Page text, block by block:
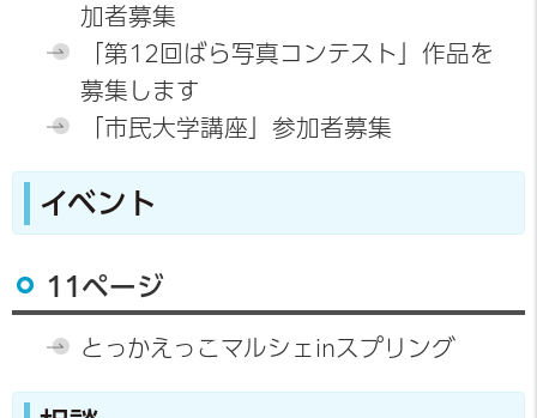
加者募集
「第12回ばら写真コンテスト」作品を
募集します
「市民大学講座」参加者募集
イベント
11ページ
とっかえっこマルシェinスプリング